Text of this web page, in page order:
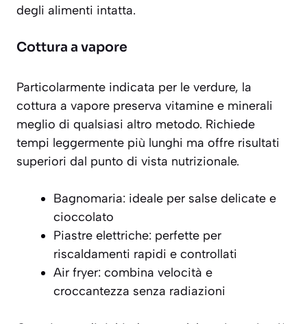
degli alimenti intatta.
Cottura a vapore
Particolarmente indicata per le verdure, la
cottura a vapore preserva vitamine e minerali
meglio di qualsiasi altro metodo. Richiede
tempi leggermente più lunghi ma offre risultati
superiori dal punto di vista nutrizionale.
Bagnomaria: ideale per salse delicate e
cioccolato
Piastre elettriche: perfette per
riscaldamenti rapidi e controllati
Air fryer: combina velocità e
croccantezza senza radiazioni